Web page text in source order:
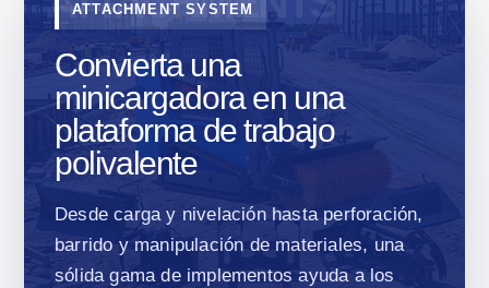
ATTACHMENT SYSTEM
Convierta una
minicargadora en una
plataforma de trabajo
polivalente
Desde carga y nivelación hasta perforación,
barrido y manipulación de materiales, una
sólida gama de implementos ayuda a los